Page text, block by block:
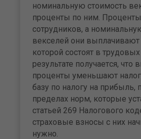
номинальную стоимость
проценты по ним. Проценты
сотрудников, а
векселей они
которой состоят в
результате получает­ся,
проценты уменьшают
базу по налогу на прибыль,
пределах норм, которые
статьей 269 Налогового
страховые взносы с них
нужно.